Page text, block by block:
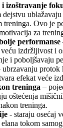
izoštravanje
treninga. Ovo je
za
performanse
izdržljivost i
i poboljšavaju
ubrzavanju
efekat veće
treninga –
oštećenja
treninga.
- staraju osećaj
tokom